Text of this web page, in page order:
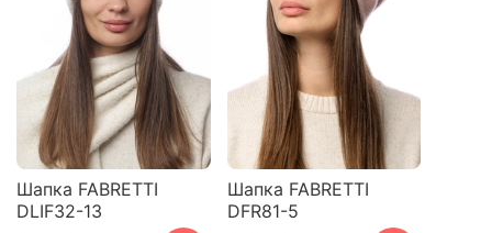
Шапка FABRETTI
DLIF32-13
Шапка FABRETTI
DFR81-5